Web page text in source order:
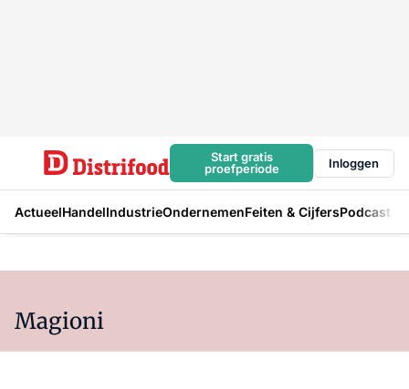
Start gratis
proefperiode
Inloggen
ActueelHandelIndustrieOndernemenFeiten & CijfersPodcast
Magioni